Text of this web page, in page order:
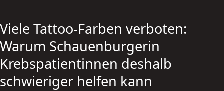
Viele Tattoo-Farben verboten:
Warum Schauenburgerin
Krebspatientinnen deshalb
schwieriger helfen kann